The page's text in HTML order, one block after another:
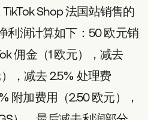
Shop 法国站销售的
利润计算如下：50 欧元销
佣金（1 欧元），减去
，减去 2.5% 处理费
附加费用（2.50 欧元），